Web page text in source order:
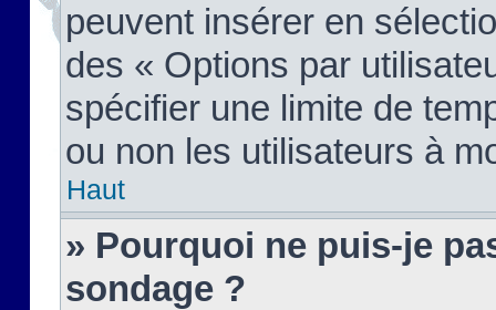
peuvent insérer en
des « Options par
spécifier une limite de
ou non les utilisateurs à
Haut
» Pourquoi ne puis-je
sondage ?